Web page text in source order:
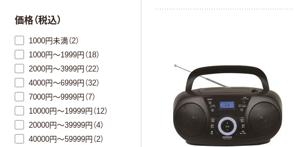
価格（税込）
1000円未満（2）
1000円～1999円（18）
2000円～3999円（22）
4000円～6999円（32）
7000円～9999円（7）
10000円～19999円（12）
20000円～39999円（4）
40000円～59999円（2）